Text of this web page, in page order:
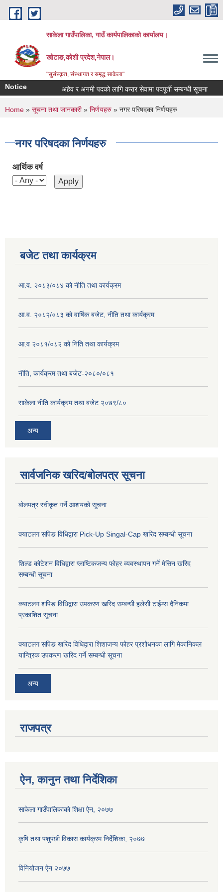
Skip to main content
साकेला गाउँपालिका, गाउँ कार्यपालिकाको कार्यालय।
खोटाङ,कोशी प्रदेश,नेपाल।
"सुसंस्कृत, संस्थागत र समृद्ध साकेला"
Notice अहेव र अनमी पदको लागि करार सेवामा पदपूर्ती सम्बन्धी सूचना
You are here
Home » सूचना तथा जानकारी» निर्णयहरु » नगर परिषदका निर्णयहरु
नगर परिषदका निर्णयहरु
आर्थिक वर्ष
बजेट तथा कार्यक्रम
आ.व. २०८३/०८४ को नीति तथा कार्यक्रम
आ.व. २०८२/०८३ को वार्षिक बजेट, नीति तथा कार्यक्रम
आ.व २०८१/०८२ को निति तथा कार्यक्रम
नीति, कार्यक्रम तथा बजेट-२०८०/०८१
साकेला नीति कार्यक्रम तथा बजेट २०७९/८०
अन्य
सार्वजनिक खरिद/बोलपत्र सूचना
बोलपत्र स्वीकृत गर्ने आशयको सूचना
क्याटलग सपिङ विधिद्वारा Pick-Up Singal-Cap खरिद सम्बन्धी सूचना
शिल्ड कोटेशन विधिद्वारा प्लाष्टिकजन्य फोहर व्यवस्थापन गर्ने मेसिन खरिद
सम्बन्धी सूचना
क्याटलग शपिङ विधिद्वारा उपकरण खरिद सम्बन्धी हलेसी टाईम्स दैनिकमा
प्रकाशित सूचना
क्याटलग सपिङ खरिद विधिद्वारा शिशाजन्य फोहर प्रशोधनका लागि मेकानिकल
यान्त्रिक उपकरण खरिद गर्ने सम्बन्धी सूचना
अन्य
राजपत्र
ऐन, कानुन तथा निर्देशिका
साकेला गाउँपालिकाकाे शिक्षा ऐन, २०७७
कृषि तथा पशुपंछी विकास कार्यक्रम निर्देशिका, २०७७
विनियोजन ऐन २०७७